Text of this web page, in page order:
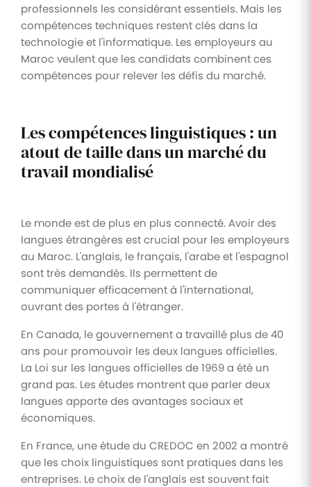
professionnels les considérant essentiels. Mais les
compétences techniques restent clés dans la
technologie et l'informatique. Les employeurs au
Maroc veulent que les candidats combinent ces
compétences pour relever les défis du marché.
Les compétences linguistiques : un
atout de taille dans un marché du
travail mondialisé
Le monde est de plus en plus connecté. Avoir des
langues étrangères est crucial pour les employeurs
au Maroc. L'anglais, le français, l'arabe et l'espagnol
sont très demandés. Ils permettent de
communiquer efficacement à l'international,
ouvrant des portes à l'étranger.
En Canada, le gouvernement a travaillé plus de 40
ans pour promouvoir les deux langues officielles.
La Loi sur les langues officielles de 1969 a été un
grand pas. Les études montrent que parler deux
langues apporte des avantages sociaux et
économiques.
En France, une étude du CREDOC en 2002 a montré
que les choix linguistiques sont pratiques dans les
entreprises. Le choix de l'anglais est souvent fait